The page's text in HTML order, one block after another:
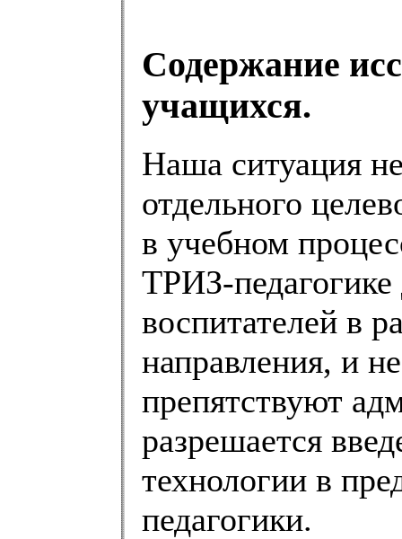
Содержание
учащихся.
Наша ситуация
отдельного
в учебном
ТРИЗ-
воспитателей в
направления, и
препятствуют
разрешается
технологии в
педагогики.